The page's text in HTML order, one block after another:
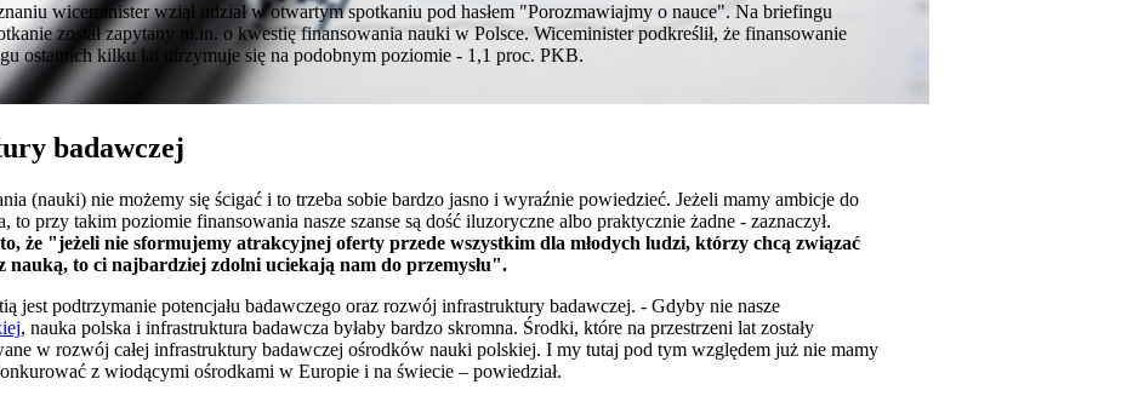
wiceminister wziął udział w otwartym spotkaniu pod hasłem "Porozmawiajmy o nauce". Na briefingu
został zapytany m.in. o kwestię finansowania nauki w Polsce. Wiceminister podkreślił, że finansowanie
ostatnich kilku lat utrzymuje się na podobnym poziomie - 1,1 proc. PKB.
badawczej
(nauki) nie możemy się ścigać i to trzeba sobie bardzo jasno i wyraźnie powiedzieć. Jeżeli mamy ambicje do
to przy takim poziomie finansowania nasze szanse są dość iluzoryczne albo praktycznie żadne - zaznaczył.
że "jeżeli nie sformujemy atrakcyjnej oferty przede wszystkim dla młodych ludzi, którzy chcą związać
nauką, to ci najbardziej zdolni uciekają nam do przemysłu".
jest podtrzymanie potencjału badawczego oraz rozwój infrastruktury badawczej. - Gdyby nie nasze
, nauka polska i infrastruktura badawcza byłaby bardzo skromna. Środki, które na przestrzeni lat zostały
w rozwój całej infrastruktury badawczej ośrodków nauki polskiej. I my tutaj pod tym względem już nie mamy
z wiodącymi ośrodkami w Europie i na świecie – powiedział.